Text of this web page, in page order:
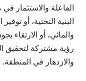
الفاعلة والاستثمار
البنية التحتية، أو
والمائي، أو الارتقاء
رؤية مشتركة لتحقيق
والازدهار في المنطقة.